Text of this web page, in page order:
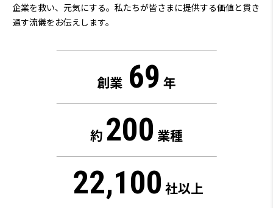
企業を救い、元気にする。私たちが皆さまに提供する価値と貫き
通す流儀をお伝えします。
創業 69 年
約 200 業種
22,100 社以上